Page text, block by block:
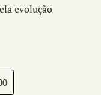
evolução